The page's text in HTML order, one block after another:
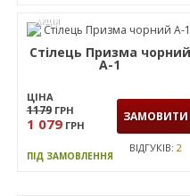
Стілець Аскона чорний
ПВХ чорний
ЦІНА
999 ГРН
895 ГРН
ЗАМОВИТИ
ПІД ЗАМОВЛЕННЯ
ВІДГУКІВ:4